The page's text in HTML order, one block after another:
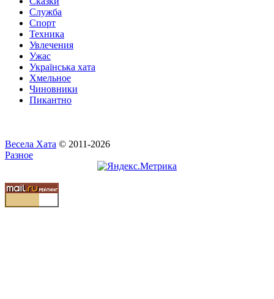
Служба
Спорт
Техника
Увлечения
Ужас
Українська хата
Хмельное
Чиновники
Пикантно
Весела Хата © 2011-2026
Разное